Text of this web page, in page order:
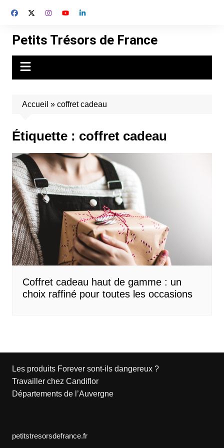
Petits Trésors de France
Accueil » coffret cadeau
Étiquette : coffret cadeau
Coffret cadeau haut de gamme : un
choix raffiné pour toutes les occasions
Les produits Forever sont-ils dangereux ?
Travailler chez Candiflor
Départements de l’Auvergne
petitstresorsdefrance.fr